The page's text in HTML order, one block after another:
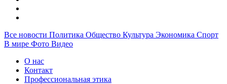
Все новости Политика Общество Культура Экономика Спорт
В мире Фото Видео
О нас
Контакт
Профессиональная этика